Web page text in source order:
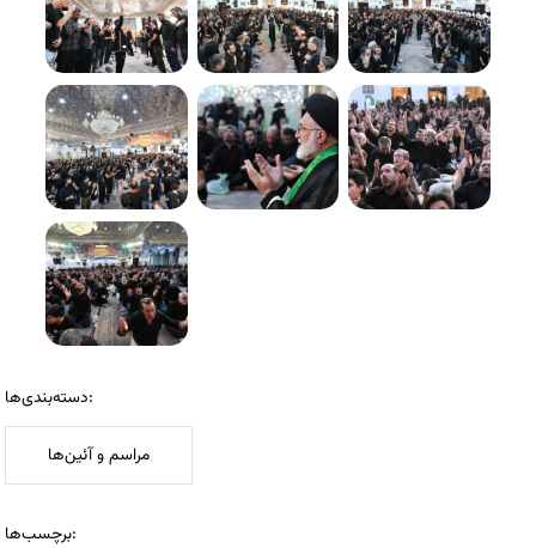
دسته‌بندی‌ها:
مراسم و آئین‌ها
برچسب‌ها: